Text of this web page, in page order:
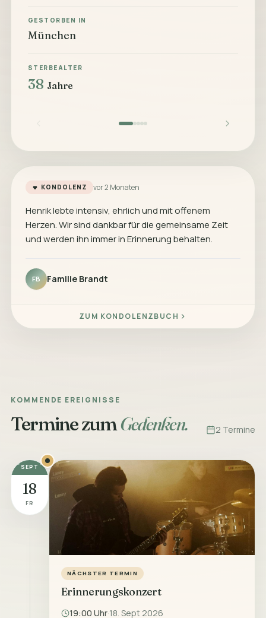
GESTORBEN IN
München
STERBEALTER
38 Jahre
KONDOLENZ vor 2 Monaten
Henrik lebte intensiv, ehrlich und mit offenem
Herzen. Wir sind dankbar für die gemeinsame Zeit
und werden ihn immer in Erinnerung behalten.
FB Familie Brandt
ZUM KONDOLENZBUCH
KOMMENDE EREIGNISSE
Termine zumGedenken. 2 Termine
SEPT
18
FR
NÄCHSTER TERMIN
Erinnerungskonzert
19:00 Uhr·18. Sept 2026